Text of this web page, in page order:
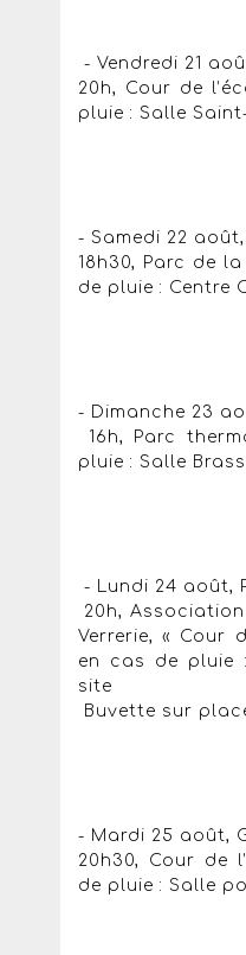
- Vendredi 21
20h, Cour de
pluie : Salle
- Samedi 22 août,
18h30, Parc de
de pluie : Centre
- Dimanche 23
16h, Parc
pluie : Salle
- Lundi 24 août,
20h,
Verrerie, « Cour
en cas de pluie
site
Buvette sur
- Mardi 25 août,
20h30, Cour de
de pluie : Salle